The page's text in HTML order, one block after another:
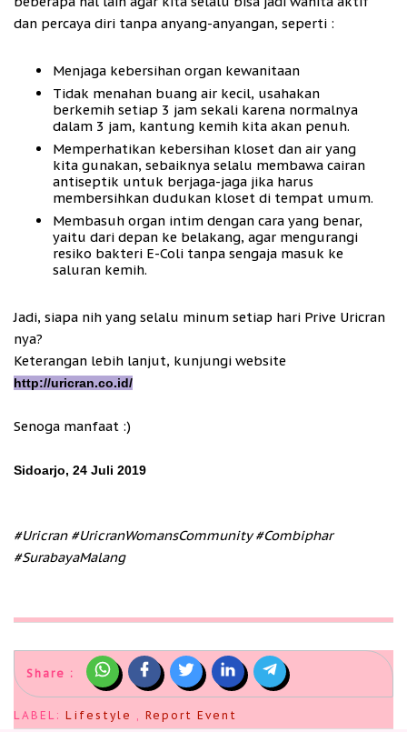
dan percaya diri tanpa anyang-anyangan, seperti :
Menjaga kebersihan organ kewanitaan
Tidak menahan buang air kecil, usahakan
berkemih setiap 3 jam sekali karena normalnya
dalam 3 jam, kantung kemih kita akan penuh.
Memperhatikan kebersihan kloset dan air yang
kita gunakan, sebaiknya selalu membawa cairan
antiseptik untuk berjaga-jaga jika harus
membersihkan dudukan kloset di tempat umum.
Membasuh organ intim dengan cara yang benar,
yaitu dari depan ke belakang, agar mengurangi
resiko bakteri E-Coli tanpa sengaja masuk ke
saluran kemih.
Jadi, siapa nih yang selalu minum setiap hari Prive Uricran
nya?
Keterangan lebih lanjut, kunjungi website
http://uricran.co.id/
Senoga manfaat :)
Sidoarjo, 24 Juli 2019
#Uricran #UricranWomansCommunity #Combiphar
#SurabayaMalang
Share :
LABEL: Lifestyle , Report Event